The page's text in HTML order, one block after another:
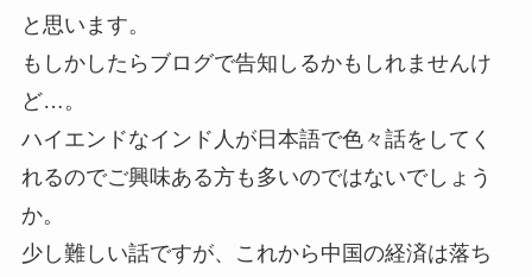
と思います。
もしかしたらブログで告知しるかもしれませんけ
ど…。
ハイエンドなインド人が日本語で色々話をしてく
れるのでご興味ある方も多いのではないでしょう
か。
少し難しい話ですが、これから中国の経済は落ち